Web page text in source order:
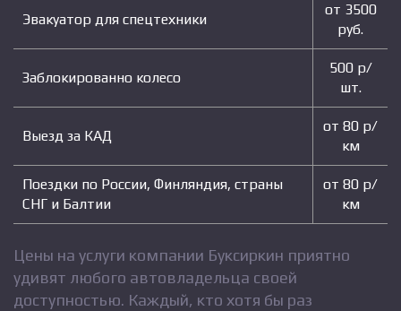
Эвакуатор для спецтехники
от 3500
руб.
Заблокированно колесо
500 р/
шт.
Выезд за КАД
от 80 р/
км
Поездки по России, Финляндия, страны
СНГ и Балтии
от 80 р/
км
Цены на услуги компании Буксиркин приятно
удивят любого автовладельца своей
доступностью. Каждый, кто хотя бы раз